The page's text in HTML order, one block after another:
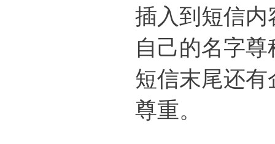
插入到短信内
自己的名字
短信末尾还
尊重。